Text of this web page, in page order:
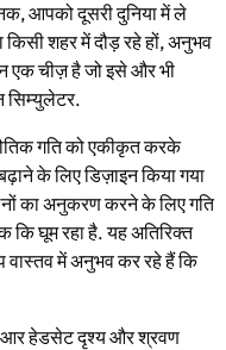
आपको दूसरी दुनिया में ले
किसी शहर में दौड़ रहे हों, अनुभव
एक चीज़ है जो इसे और भी
सिम्युलेटर.
गति को एकीकृत करके
के लिए डिज़ाइन किया गया
का अनुकरण करने के लिए गति
​​कि घूम रहा है. यह अतिरिक्त
में अनुभव कर रहे हैं कि
हेडसेट दृश्य और श्रवण